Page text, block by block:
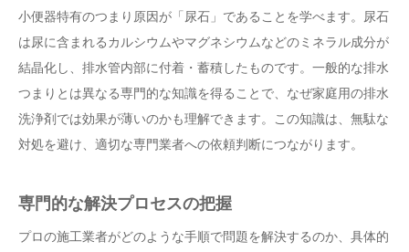
小便器特有のつまり原因が「尿石」であることを学べます。尿石
は尿に含まれるカルシウムやマグネシウムなどのミネラル成分が
結晶化し、排水管内部に付着・蓄積したものです。一般的な排水
つまりとは異なる専門的な知識を得ることで、なぜ家庭用の排水
洗浄剤では効果が薄いのかも理解できます。この知識は、無駄な
対処を避け、適切な専門業者への依頼判断につながります。
専門的な解決プロセスの把握
プロの施工業者がどのような手順で問題を解決するのか、具体的